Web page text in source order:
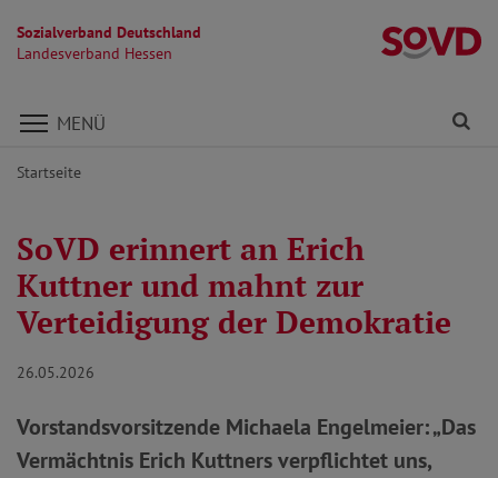
Sozialverband Deutschland
Landesverband Hessen
Direkt zu den Inhalten springen
MENÜ
Startseite
SoVD erinnert an Erich
Kuttner und mahnt zur
Verteidigung der Demokratie
26.05.2026
Vorstandsvorsitzende Michaela Engelmeier: „Das
Vermächtnis Erich Kuttners verpflichtet uns,